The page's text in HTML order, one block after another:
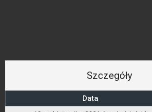
Szczegóły
Data